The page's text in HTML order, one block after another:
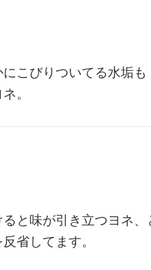
こびりついてる水垢も
。
と味が引き立つヨネ
省してます。